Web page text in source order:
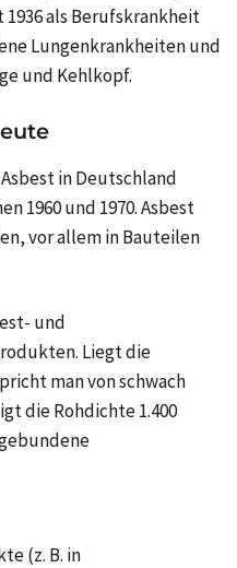
1936 als Berufskrankheit
Lungenkrankheiten und
und Kehlkopf.
in Deutschland
1960 und 1970. Asbest
vor allem in Bauteilen
und
Liegt die
man von schwach
die Rohdichte 1.400
(z. B. in